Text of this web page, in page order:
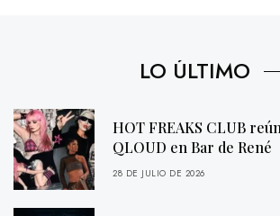
LO ÚLTIMO
HOT FREAKS CLUB
QLOUD en Bar de René
28 DE JULIO DE 2026